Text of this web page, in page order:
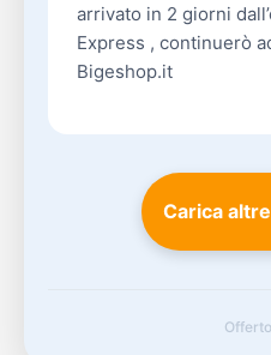
arrivato in 2 giorni
Express , continuerò
Bigeshop.it
Carica